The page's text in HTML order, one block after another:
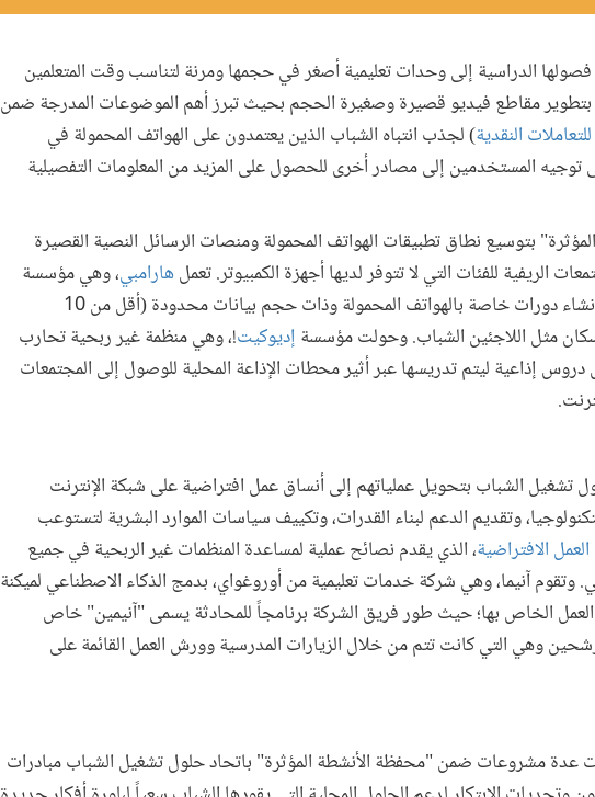
الدراسية إلى وحدات تعليمية أصغر في حجمها ومرنة لتناسب وقت المتعلمين
بتطوير مقاطع فيديو قصيرة وصغيرة الحجم بحيث تبرز أهم الموضوعات المدرجة ضمن
النقدية) لجذب انتباه الشباب الذين يعتمدون على الهواتف المحمولة في
المستخدمين إلى مصادر أخرى للحصول على المزيد من المعلومات التفصيلية
بتوسيع نطاق تطبيقات الهواتف المحمولة ومنصات الرسائل النصية القصيرة
الريفية للفئات التي لا تتوفر لديها أجهزة الكمبيوتر. تعملهارامبي، وهي مؤسسة
اجتماعية من جنوب أفريقيا، مع الأمم المتحدة لإنشاء دورات خاصة بالهواتف المحمولة وذات حجم بيانات محدودة (أقل من 10
مثل اللاجئين الشباب. وحولت مؤسسة إديوكيت!، وهي منظمة غير ربحية تحارب
دروس إذاعية ليتم تدريسها عبر أثير محطات الإذاعة المحلية للوصول إلى المجتمعات
تشغيل الشباب بتحويل عملياتهم إلى أنساق عمل افتراضية على شبكة الإنترنت
وتقديم الدعم لبناء القدرات، وتكييف سياسات الموارد البشرية لتستوعب
الافتراضية، الذي يقدم نصائح عملية لمساعدة المنظمات غير الربحية في جميع
وتقوم آنيما، وهي شركة خدمات تعليمية من أوروغواي، بدمج الذكاء الاصطناعي لميكنة
العمل الخاص بها؛ حيث طور فريق الشركة برنامجاً للمحادثة يسمى "آنيمين" خاص
وهي التي كانت تتم من خلال الزيارات المدرسية وورش العمل القائمة على
عدة مشروعات ضمن "محفظة الأنشطة المؤثرة" باتحاد حلول تشغيل الشباب مبادرات